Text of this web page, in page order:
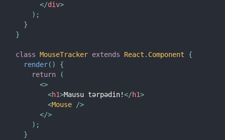
</div>
) ;
}
}
class MouseTracker extends React . Component
{
render( )
{
return
(
<>
<h1>Mausu tərpədin!</h1>
<Mouse
/>
</>
) ;
}